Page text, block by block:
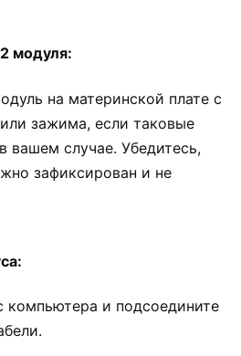
модуля:
на материнской плате с
зажима, если таковые
вашем случае. Убедитесь,
зафиксирован и не
компьютера и подсоедините